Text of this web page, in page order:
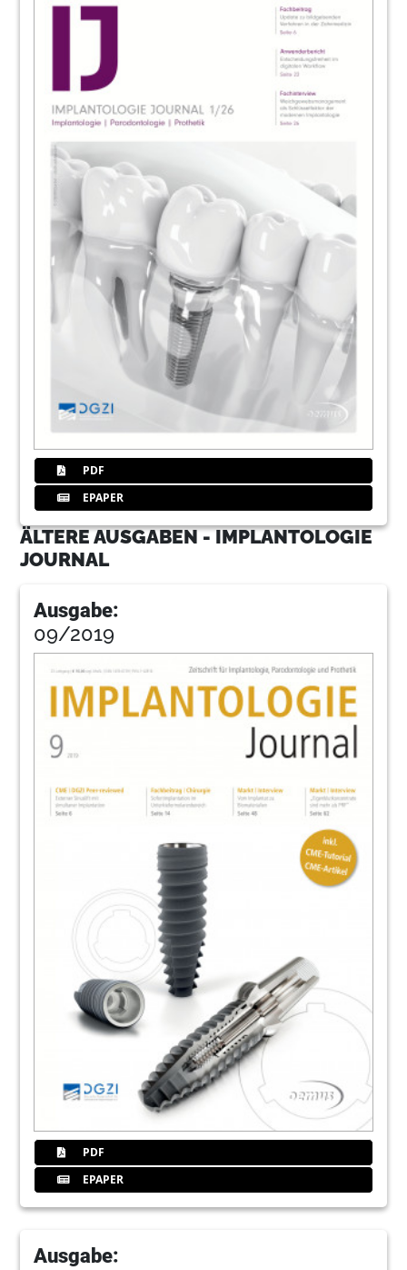
SDS Swiss Dental Solutions AG
OT Medical GmbH
PDF
EPAPER
ÄLTERE AUSGABEN - IMPLANTOLOGIE
JOURNAL
Ausgabe:
09/2019
PDF
EPAPER
Ausgabe: